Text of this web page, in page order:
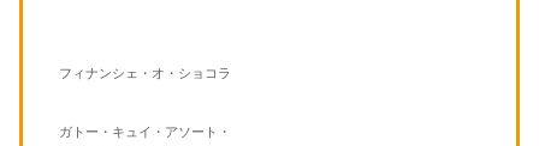
フィナンシェ・オ・ショコラ
ガトー・キュイ・アソート・